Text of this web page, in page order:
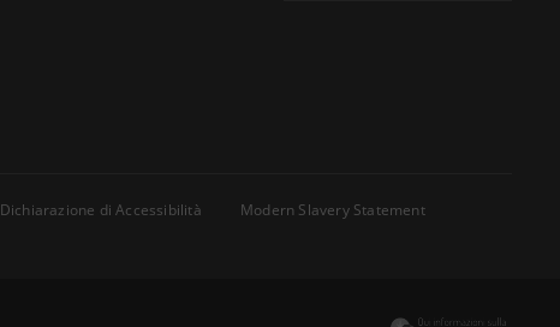
Dichiarazione di Accessibilità
Modern Slavery Statement